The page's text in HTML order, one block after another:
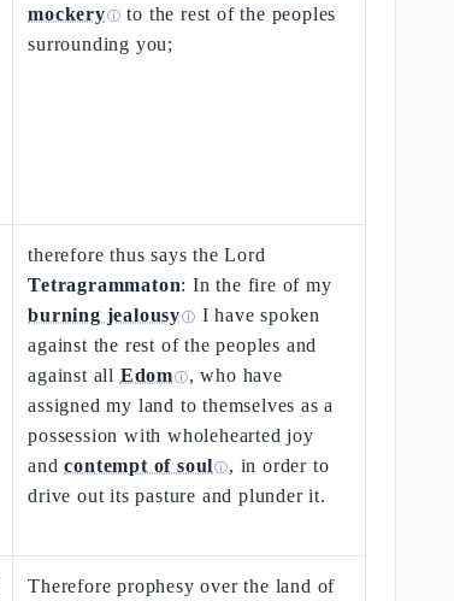
mockeryⓘ to the rest of the peoples
surrounding you;
therefore thus says the Lord
Tetragrammaton: In the fire of my
burning jealousyⓘ I have spoken
against the rest of the peoples and
against all Edomⓘ, who have
assigned my land to themselves as a
possession with wholehearted joy
andcontempt of soulⓘ, in order to
drive out its pasture and plunder it.
Therefore prophesy over the land of